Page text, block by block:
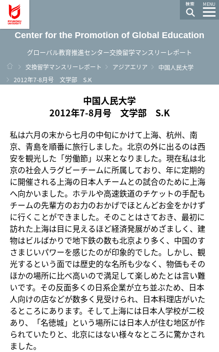
MENU
Center for the Promotion of Global Education
グローバル教育推進センター交換留学マンスリーレポート
ホーム
交換留学マンスリーレポート アジアエリア
中国人民大学
2012年7-8月号 文学部 S.K
中国人民大学
2012年7-8月号 文学部 S.K
私は六月の末から七月の中旬にかけて上海、杭州、南
京、青島を順番に旅行しました。北京の外に出るのは西
安を観光した「労働節」以来となりました。現在私は北
京の社会人ラグビーチームに所属しており、年に定期的
に開催される上海の日本人チームとの試合のために上海
へ向かいました。ホテルや高速鉄道のチケットの手配も
チームの先輩方のお力のおかげでほとんどお金をかけず
に行くことができました。そのことはさておき、最初に
訪れた上海は目に見えるほど経済発展がめざましく、建
物はビルばかりで地下鉄の数も北京より多く、中国のす
さまじいパワーを感じたのが印象的でした。しかし、観
光するという面では歴史的な名所も少なく、物価もその
ほかの場所に比べ高いので満足して楽しめたとは言い難
いです。その反面多くの日系企業が立ち並ぶため、日本
人向けの店などが数多く見受けられ、日本料理店がいた
るところにあります。そして上海には日本人学校が二校
あり、「名徳城」という場所には日本人が住む地区が作
られていたりと、北京にはない様々なところに驚かされ
ました。